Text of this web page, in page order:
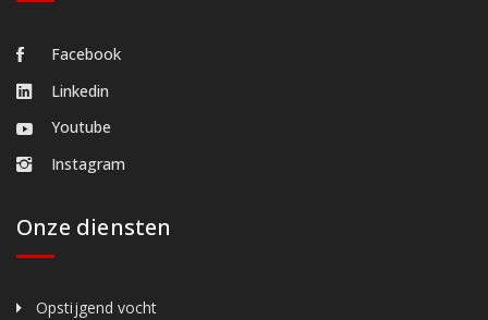
Facebook
Linkedin
Youtube
Instagram
Onze diensten
Opstijgend vocht